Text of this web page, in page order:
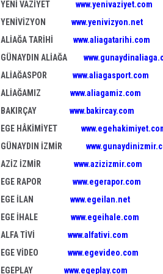
YENİ VAZİYET www.yenivaziyet.com
YENİVİZYON www.yenivizyon.net
ALİAĞA TARİHİ www.aliagatarihi.com
GÜNAYDIN ALİAĞA
ALİAĞASPOR www.aliagasport.com
ALİAĞAMIZ www.aliagamiz.com
BAKIRÇAY www.bakircay.com
EGE HÂKİMİYET
GÜNAYDIN İZMİR
AZİZ İZMİR www.azizizmir.com
EGE RAPOR www.egerapor.com
EGE İLAN www.egeilan.net
EGE İHALE www.egeihale.com
ALFA TİVİ www.alfativi.com
EGE VİDEO www.egevideo.com
EGEPLAY www.egeplay.com